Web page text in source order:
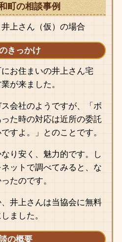
町の相談事例
上さん（仮）の場合
きっかけ
お住まいの井上さん宅
が来ました。
会社のようですが、「ボ
た時の対応は近所の委託
すよ。」とのことです。
り安く、魅力的です。し
ットで調べてみると、な
たのです。
井上さんは当協会に無料
ました。
の概要